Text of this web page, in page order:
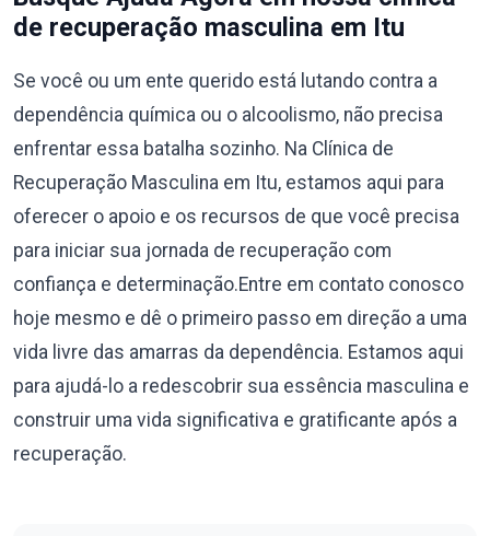
de recuperação masculina em Itu
Se você ou um ente querido está lutando contra a
dependência química ou o alcoolismo, não precisa
enfrentar essa batalha sozinho. Na Clínica de
Recuperação Masculina em Itu, estamos aqui para
oferecer o apoio e os recursos de que você precisa
para iniciar sua jornada de recuperação com
confiança e determinação.Entre em contato conosco
hoje mesmo e dê o primeiro passo em direção a uma
vida livre das amarras da dependência. Estamos aqui
para ajudá-lo a redescobrir sua essência masculina e
construir uma vida significativa e gratificante após a
recuperação.